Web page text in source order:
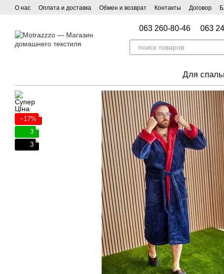
Перейти к основному контенту
О нас Оплата и доставка Обмен и возврат Контакты Договор
063 260-80-46 063
Для
−17%
3
3